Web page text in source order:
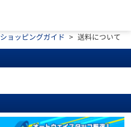
ショッピングガイド > 送料について